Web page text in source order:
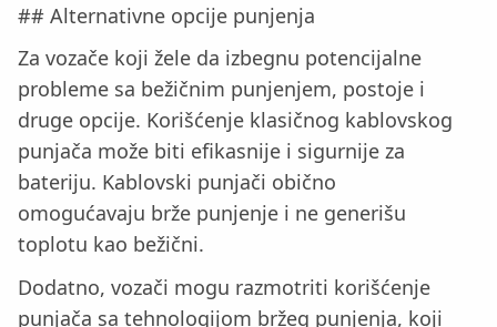
## Alternativne opcije punjenja
Za vozače koji žele da izbegnu potencijalne
probleme sa bežičnim punjenjem, postoje i
druge opcije. Korišćenje klasičnog kablovskog
punjača može biti efikasnije i sigurnije za
bateriju. Kablovski punjači obično
omogućavaju brže punjenje i ne generišu
toplotu kao bežični.
Dodatno, vozači mogu razmotriti korišćenje
punjača sa tehnologijom bržeg punjenja, koji